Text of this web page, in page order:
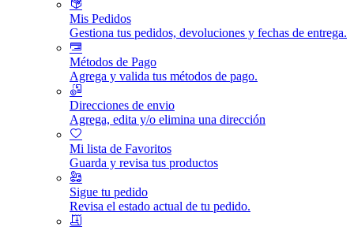
Mis Pedidos
Gestiona tus pedidos, devoluciones y fechas de entrega.
Métodos de Pago
Agrega y valida tus métodos de pago.
Direcciones de envio
Agrega, edita y/o elimina una dirección
Mi lista de Favoritos
Guarda y revisa tus productos
Sigue tu pedido
Revisa el estado actual de tu pedido.